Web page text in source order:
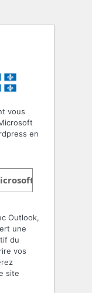
vous
en
Outlook,
une
du
vos
site